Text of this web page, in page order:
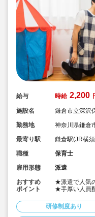
給与 時給 2,200
施設名
鎌倉市立深沢
勤務地
神奈川県鎌倉
最寄り駅
鎌倉駅(JR横
職種
保育士
雇用形態
派遣
おすすめ
ポイント
★派遣で人気
★手厚い人員
★公立保育園
★時給2,200円
研修制度あり